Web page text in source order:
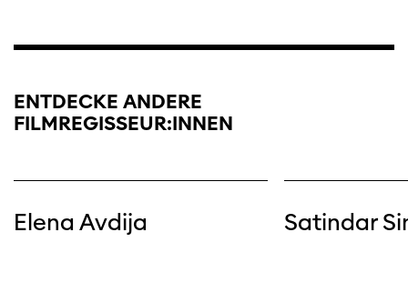
Diese Seite wird mit Internet Explorer
ENTDECKE ANDERE
FILMREGISSEUR:INNEN
Elena Avdija Satindar